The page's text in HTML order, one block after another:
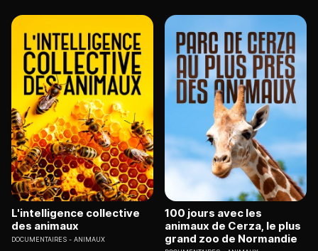
L'intelligence collective
des animaux
DOCUMENTAIRES ANIMAUX
100 jours avec les
animaux de Cerza, le plus
grand zoo de Normandie